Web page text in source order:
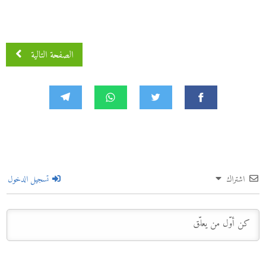
الصفحة التالية
اشتراك تسجيل الدخول